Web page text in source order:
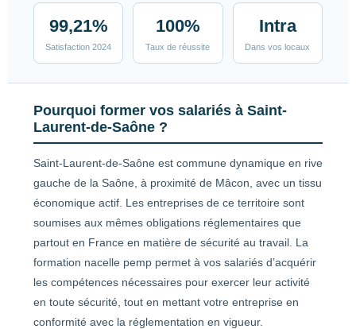
99,21%
Satisfaction 2024
100%
Taux de réussite
Intra
Dans vos locaux
Pourquoi former vos salariés à Saint-
Laurent-de-Saône ?
Saint-Laurent-de-Saône est commune dynamique en rive
gauche de la Saône, à proximité de Mâcon, avec un tissu
économique actif. Les entreprises de ce territoire sont
soumises aux mêmes obligations réglementaires que
partout en France en matière de sécurité au travail. La
formation nacelle pemp permet à vos salariés d’acquérir
les compétences nécessaires pour exercer leur activité
en toute sécurité, tout en mettant votre entreprise en
conformité avec la réglementation en vigueur.